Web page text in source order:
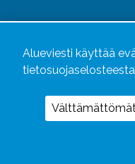
Alueviesti käyttää